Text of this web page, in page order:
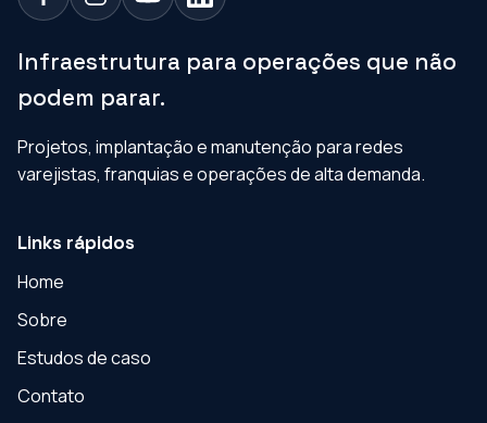
Infraestrutura para operações que não
podem parar.
Projetos, implantação e manutenção para redes
varejistas, franquias e operações de alta demanda.
Links rápidos
Home
Sobre
Estudos de caso
Contato